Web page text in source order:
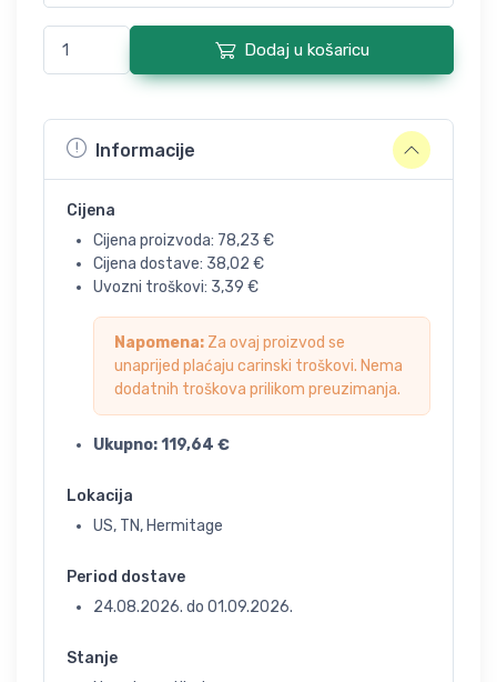
Dodaj u košaricu
Informacije
Cijena
Cijena proizvoda: 78,23 €
Cijena dostave: 38,02 €
Uvozni troškovi: 3,39 €
Napomena: Za ovaj proizvod se
unaprijed plaćaju carinski troškovi. Nema
dodatnih troškova prilikom preuzimanja.
Ukupno:119,64 €
Lokacija
US, TN, Hermitage
Period dostave
24.08.2026. do 01.09.2026.
Stanje